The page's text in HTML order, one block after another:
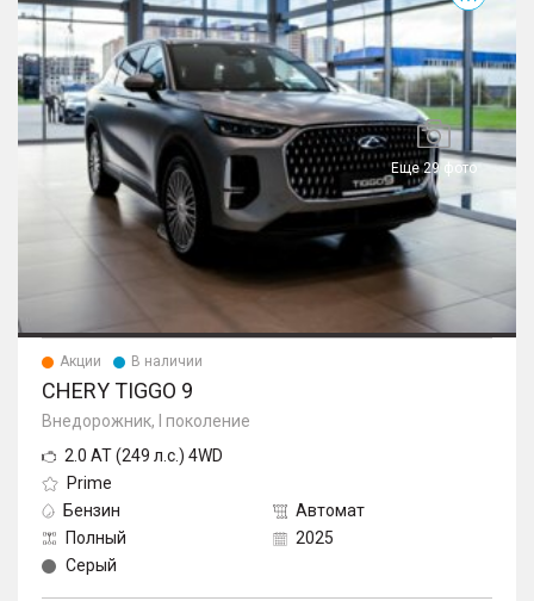
Еще 29 фото
Акции В наличии
CHERY TIGGO 9
Внедорожник, I поколение
2.0 AT (249 л.с.) 4WD
Prime
Бензин
Автомат
Полный
2025
Серый